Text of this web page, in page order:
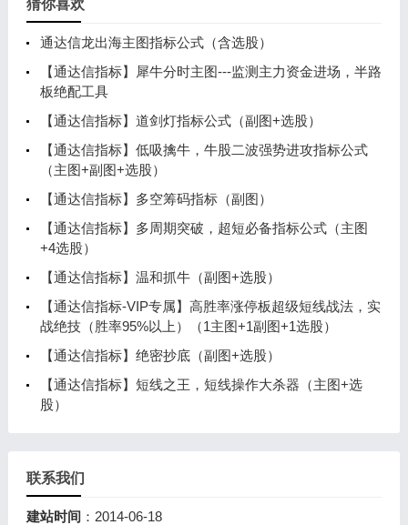
猜你喜欢
通达信龙出海主图指标公式（含选股）
【通达信指标】犀牛分时主图---监测主力资金进场，半路
板绝配工具
【通达信指标】道剑灯指标公式（副图+选股）
【通达信指标】低吸擒牛，牛股二波强势进攻指标公式
（主图+副图+选股）
【通达信指标】多空筹码指标（副图）
【通达信指标】多周期突破，超短必备指标公式（主图
+4选股）
【通达信指标】温和抓牛（副图+选股）
【通达信指标-VIP专属】高胜率涨停板超级短线战法，实
战绝技（胜率95%以上）（1主图+1副图+1选股）
【通达信指标】绝密抄底（副图+选股）
【通达信指标】短线之王，短线操作大杀器（主图+选
股）
联系我们
建站时间 ：2014-06-18